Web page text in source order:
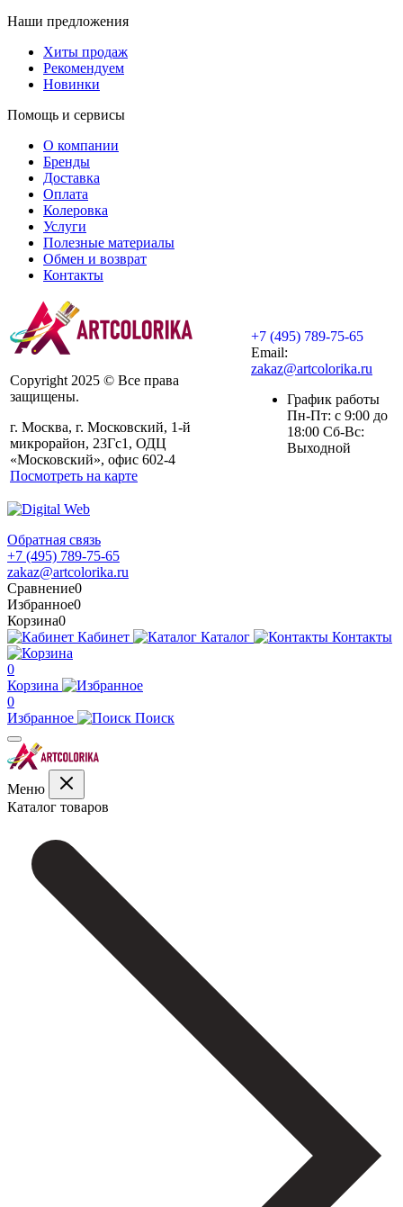
Наши предложения
Хиты продаж
Рекомендуем
Новинки
Помощь и сервисы
О компании
Бренды
Доставка
Оплата
Колеровка
Услуги
Полезные материалы
Обмен и возврат
Контакты
Copyright 2025 © Все права
защищены.
г. Москва, г. Московский, 1-й
микрорайон, 23Гс1, ОДЦ
«Московский», офис 602-4
Посмотреть на карте
+7 (495) 789-75-65
Email:
zakaz@artcolorika.ru
График работы
Пн-Пт: с 9:00 до
18:00 Сб-Вс:
Выходной
Обратная связь
+7 (495) 789-75-65
zakaz@artcolorika.ru
Сравнение0
Избранное0
Корзина0
Кабинет
Каталог Контакты
0
Корзина
0
Избранное
Поиск
Меню
Каталог товаров